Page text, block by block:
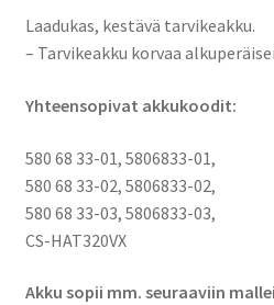
Laadukas, kestävä tarvikeakku.
– Tarvikeakku korvaa
Yhteensopivat akkukoodit:
580 68 33-01, 5806833-01,
580 68 33-02, 5806833-02,
580 68 33-03, 5806833-03,
CS-HAT320VX
Akku sopii mm. seuraaviin